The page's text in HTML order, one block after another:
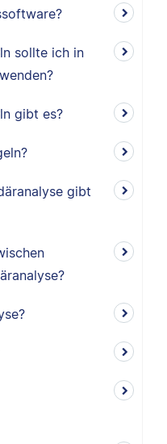
sollte ich in
gibt es?
gibt